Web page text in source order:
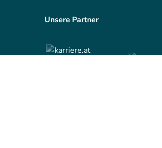
Unsere Partner